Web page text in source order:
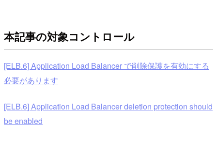
本記事の対象コントロール
[ELB.6] Application Load Balancer で削除保護を有効にする
必要があります
[ELB.6] Application Load Balancer deletion protection should
be enabled